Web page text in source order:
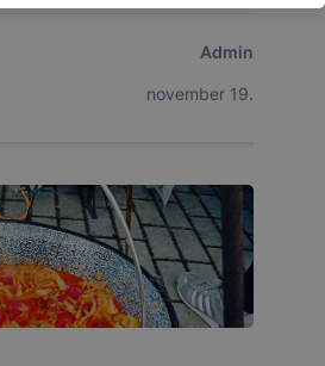
Admin
november 19.